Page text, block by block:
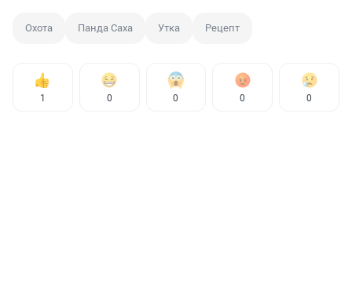
Охота Панда Саха Утка Рецепт
1 0 0 0 0